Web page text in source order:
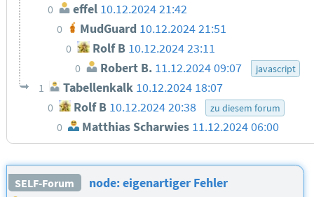
0 effel 10.12.2024 21:42
0 MudGuard 10.12.2024 21:51
0 Rolf B 10.12.2024 23:11
0 Robert B. 11.12.2024 09:07 javascript
1 Tabellenkalk 10.12.2024 18:07
0 Rolf B 10.12.2024 20:38 zu diesem forum
0 Matthias Scharwies 11.12.2024 06:00
SELF-Forum
node: eigenartiger Fehler